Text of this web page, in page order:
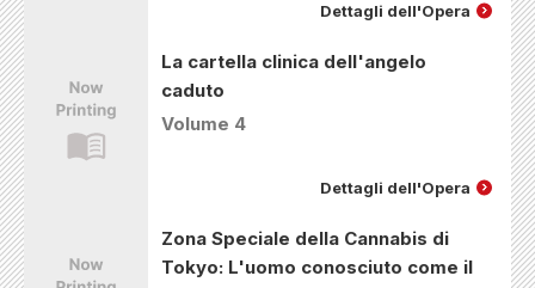
Dettagli dell'Opera
La cartella clinica dell'angelo
caduto
Volume 4
Dettagli dell'Opera
Zona Speciale della Cannabis di
Tokyo: L'uomo conosciuto come il